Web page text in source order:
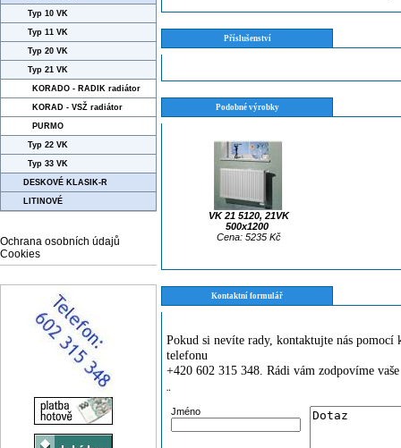
Typ 10 VK
Typ 11 VK
Typ 20 VK
Typ 21 VK
KORADO - RADIK radiátor
KORAD - VSŽ radiátor
PURMO
Typ 22 VK
Typ 33 VK
DESKOVÉ KLASIK-R
LITINOVÉ
Ochrana osobních údajů
Cookies
Příslušenství
Podobné výrobky
VK 21 5120, 21VK
500x1200
Cena: 5235 Kč
Kontaktní formulář
Pokud si nevíte rady, kontaktujte nás
telefonu
+420 602 315 348. Rádi vám zodpovíme
¨
Jméno